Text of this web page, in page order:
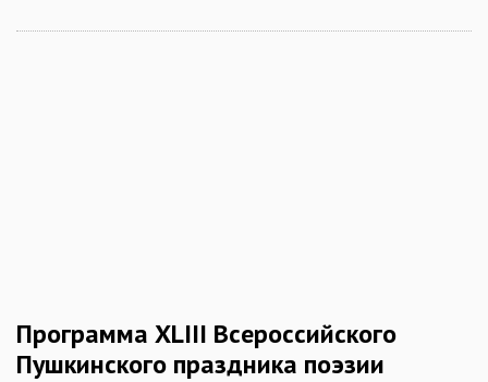
Программа XLIII Всероссийского
Пушкинского праздника поэзии